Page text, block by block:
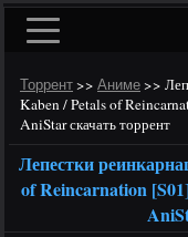
Торрент >> Аниме >>
Kaben / Petals of
AniStar скачать торрент
Лепестки
of Reincarnation